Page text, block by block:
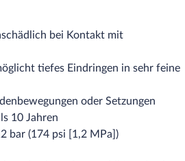
bei Kontakt mit
tiefes Eindringen in sehr feine
oder Setzungen
10 Jahren
bar (174 psi [1,2 MPa])